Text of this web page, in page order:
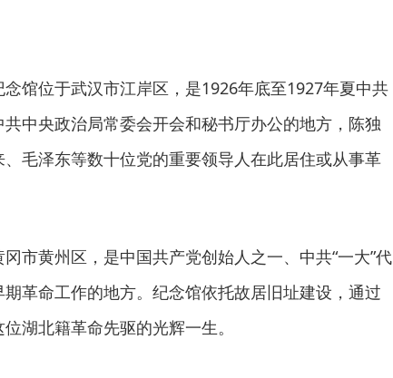
馆位于武汉市江岸区，是1926年底至1927年夏中共
中央政治局常委会开会和秘书厅办公的地方，陈独
毛泽东等数十位党的重要领导人在此居住或从事革
市黄州区，是中国共产党创始人之一、中共“一大”代
革命工作的地方。纪念馆依托故居旧址建设，通过
湖北籍革命先驱的光辉一生。